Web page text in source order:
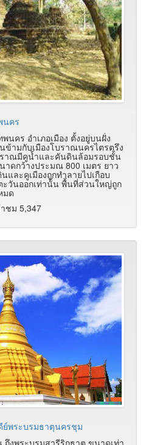
นคร
นคร อำเภอเมือง ตั้งอยู่บนฝั่ง
ข้ามกับเมืองโบราณนครไตรตรึง
าณมีคูน้ำและคันดินล้อมรอบชั้น
าดกว้างประมณ 800 เมตร ยาว
ละคูเมืองถูกทำลายไปเกือบ
ะวันออกเท่านั้น พื้นที่ส่วนใหญ่ถูก
มด
ชม 5,347
ย์พระบรมธาตุนครชุม